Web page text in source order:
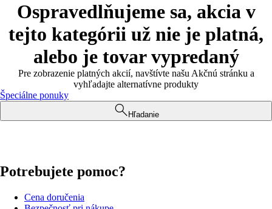
Ospravedlňujeme sa, akcia v
tejto kategórii už nie je platná,
alebo je tovar vypredaný
Pre zobrazenie platných akcií, navštívte našu Akčnú stránku a
vyhľadajte alternatívne produkty
Špeciálne ponuky
Hľadanie
Potrebujete pomoc?
Cena doručenia